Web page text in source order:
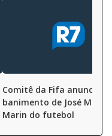
Comitê da Fifa anuncia
banimento de José Maria
Marin do futebol